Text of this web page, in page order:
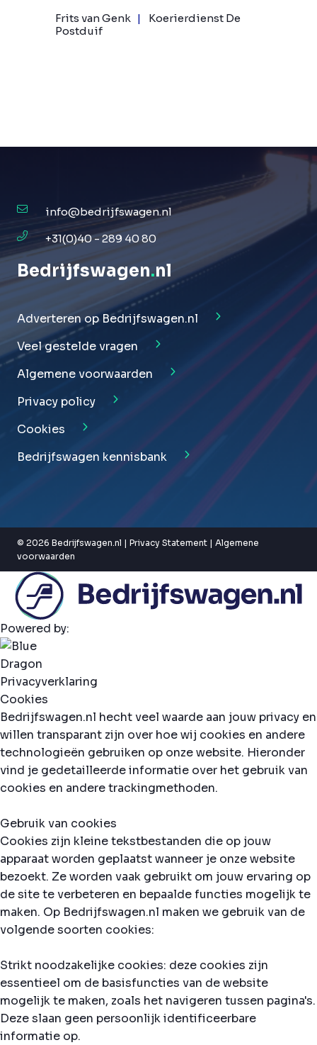
Frits van Genk
Koerierdienst De
Postduif
info@bedrijfswagen.nl
+31(0)40 - 289 40 80
Bedrijfswagen.nl
Adverteren op Bedrijfswagen.nl
Veel gestelde vragen
Algemene voorwaarden
Privacy policy
Cookies
Bedrijfswagen kennisbank
© 2026 Bedrijfswagen.nl | Privacy Statement | Algemene
voorwaarden
Powered by:
Privacyverklaring
Cookies
Bedrijfswagen.nl hecht veel waarde aan jouw privacy en
willen transparant zijn over hoe wij cookies en andere
technologieën gebruiken op onze website. Hieronder
vind je gedetailleerde informatie over het gebruik van
cookies en andere trackingmethoden.
Gebruik van cookies
Cookies zijn kleine tekstbestanden die op jouw
apparaat worden geplaatst wanneer je onze website
bezoekt. Ze worden vaak gebruikt om jouw ervaring op
de site te verbeteren en bepaalde functies mogelijk te
maken. Op Bedrijfswagen.nl maken we gebruik van de
volgende soorten cookies:
Strikt noodzakelijke cookies: deze cookies zijn
essentieel om de basisfuncties van de website
mogelijk te maken, zoals het navigeren tussen pagina's.
Deze slaan geen persoonlijk identificeerbare
informatie op.